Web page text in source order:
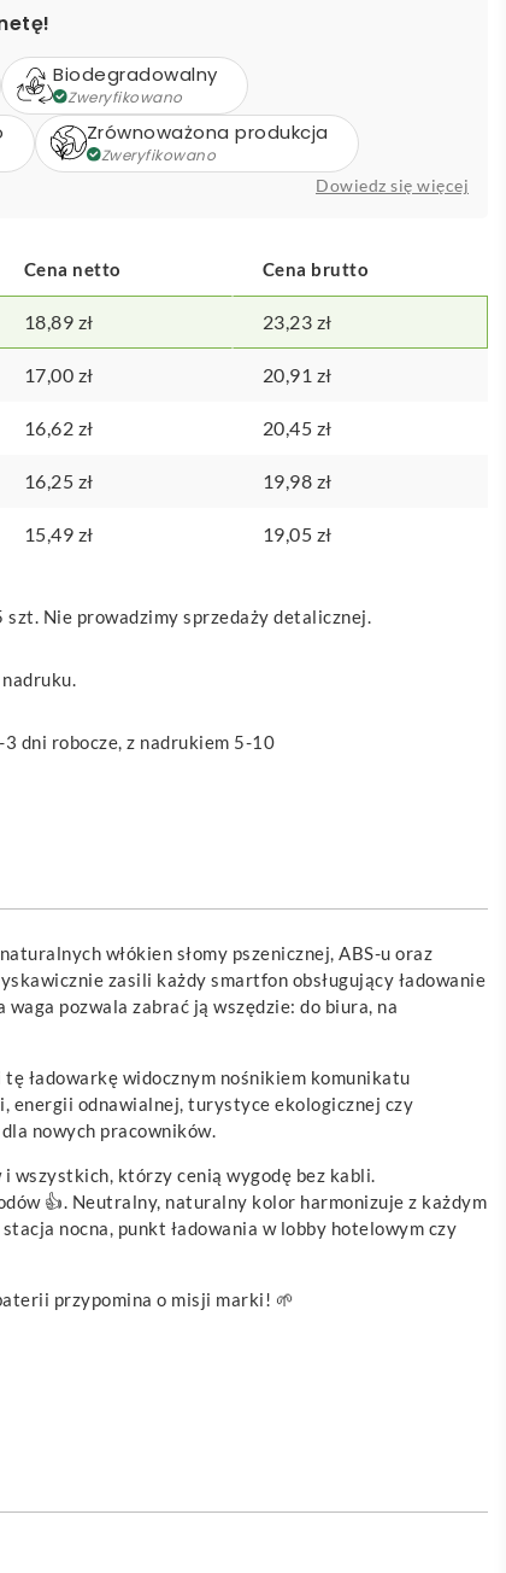
Biodegradowalny
Zweryfikowano
Zrównoważona produkcja
Zweryfikowano
Dowiedz się więcej
Cena netto Cena brutto
18,89 zł 23,23 zł
17,00 zł 20,91 zł
16,62 zł 20,45 zł
16,25 zł 19,98 zł
15,49 zł 19,05 zł
Nie prowadzimy sprzedaży detalicznej.
dni robocze, z nadrukiem 5-10
włókien słomy pszenicznej, ABS-u oraz
zasili każdy smartfon obsługujący ładowanie
pozwala zabrać ją wszędzie: do biura, na
tę ładowarkę widocznym nośnikiem komunikatu
energii odnawialnej, turystyce ekologicznej czy
nowych pracowników.
wszystkich, którzy cenią wygodę bez kabli.
👍. Neutralny, naturalny kolor harmonizuje z każdym
nocna, punkt ładowania w lobby hotelowym czy
przypomina o misji marki! 🌱